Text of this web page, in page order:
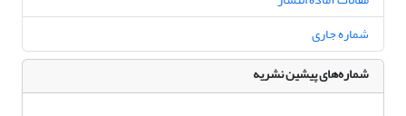
شماره جاری
شماره‌های پیشین نشریه